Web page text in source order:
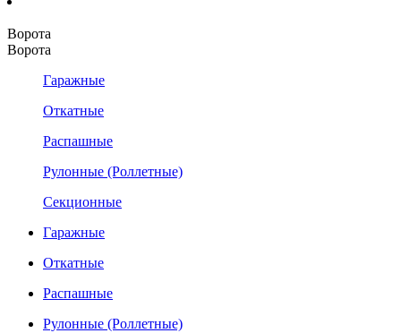
Ворота
Ворота
Гаражные
Откатные
Распашные
Рулонные (Роллетные)
Секционные
Гаражные
Откатные
Распашные
Рулонные (Роллетные)